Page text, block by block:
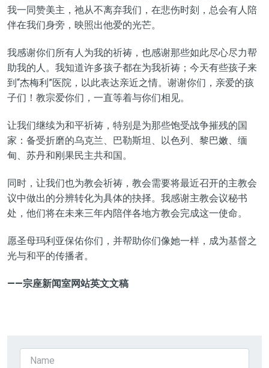
我一同赞美主，祂从不离弃我们，在悲伤时刻，总会有人陪
伴在我们身旁，映照出他爱的光芒。
我感谢你们所有人 为我的祈祷，也感谢那些如此尽心尽力帮
助我的人。我知道许多孩子都在为我祈祷；今天有些孩子来
到“杰梅利”医院，以此表达亲近之情。谢谢你们，亲爱的孩
子们！教宗爱你们，一直等着与你们相见。
让我们继续为和平祈祷，特别是为那些饱受战争摧残的国
家： 备受折磨的乌克兰、巴勒斯坦、以色列、黎巴嫩、缅
甸、苏丹和刚果民主共和国。
同时，让我们也为教会祈祷，教会需要将最近召开的主教会
议中做出的分辨转化为具体的抉择。我感谢主教会议秘书
处，他们将在未来三年内陪伴各地方教会完成这一使命。
愿圣母玛利亚保佑你们，并帮助你们像她一样，成为基督之
光与和平的传播者。
——宗座新闻室网站英文文稿